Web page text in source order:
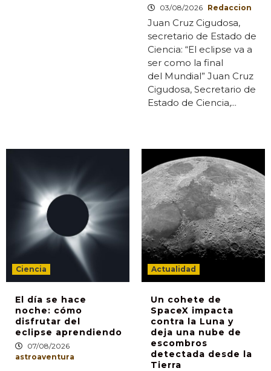
03/08/2026 Redaccion
Juan Cruz Cigudosa,
secretario de Estado de
Ciencia: “El eclipse va a
ser como la final
del Mundial” Juan Cruz
Cigudosa, Secretario de
Estado de Ciencia,...
Ciencia
El día se hace
noche: cómo
disfrutar del
eclipse aprendiendo
07/08/2026
astroaventura
Actualidad
Un cohete de
SpaceX impacta
contra la Luna y
deja una nube de
escombros
detectada desde la
Tierra